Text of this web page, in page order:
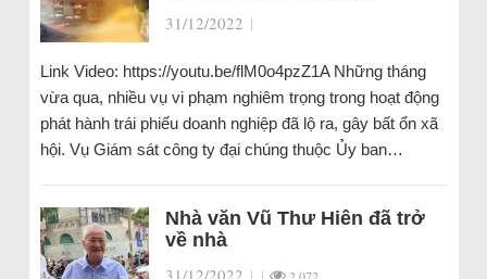
31/12/2022 |
Link Video: https://youtu.be/flM0o4pzZ1A Những tháng
vừa qua, nhiều vụ vi phạm nghiêm trọng trong hoạt động
phát hành trái phiếu doanh nghiệp đã lộ ra, gây bất ổn xã
hội. Vụ Giám sát công ty đại chúng thuộc Ủy ban…
Nhà văn Vũ Thư Hiên đã trở
về nhà
31/12/2022 | |